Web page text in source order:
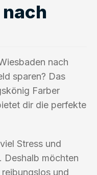
nach
sparen? Das
Farber
dir die perfekte
Stress und
Deshalb möchten
und